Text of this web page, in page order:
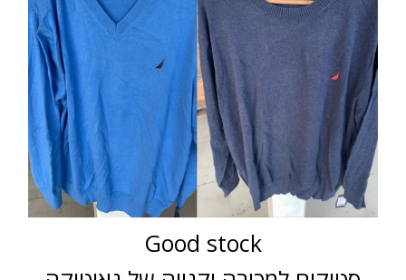
Good stock